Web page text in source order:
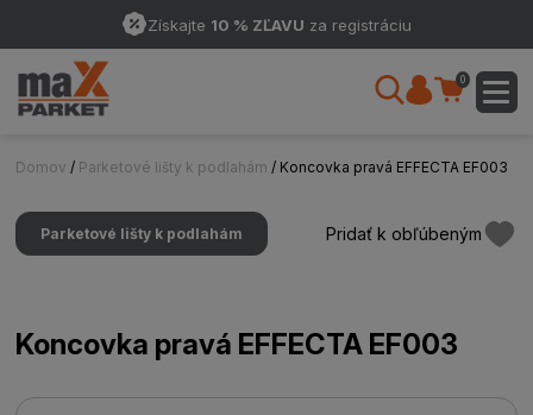
Získajte 10 % ZĽAVU za registráciu
0
Domov / Parketové lišty k podlahám / Koncovka pravá EFFECTA EF003
Parketové lišty k podlahám Pridať k obľúbeným
Koncovka pravá EFFECTA EF003